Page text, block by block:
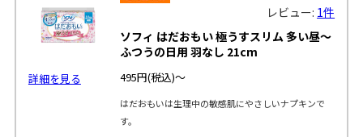
詳細を見る
レビュー: 1件
ソフィ はだおもい 極うすスリム 多い昼～
ふつうの日用 羽なし 21cm
495円(税込)～
はだおもいは生理中の敏感肌にやさしいナプキンで
す。